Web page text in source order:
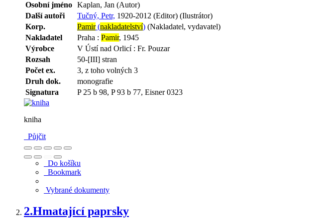
Osobní jméno Kaplan, Jan (Autor)
Další autoři
Tučný, Petr, 1920-2012 (Editor) (Ilustrátor)
Korp.
Pamir(nakladatelství) (Nakladatel, vydavatel)
Nakladatel
Praha : Pamir, 1945
Výrobce
V Ústí nad Orlicí : Fr. Pouzar
Rozsah
50-[III] stran
Počet ex.
3, z toho volných 3
Druh dok.
monografie
Signatura
P 25 b 98, P 93 b 77, Eisner 0323
kniha
Půjčit
Do košíku
Bookmark
Vybrané dokumenty
2.Hmatající paprsky